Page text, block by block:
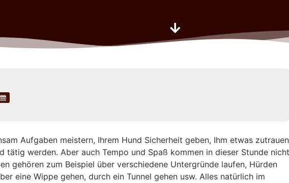
Aufgaben meistern, Ihrem Hund Sicherheit geben, Ihm etwas zutrauen
tätig werden. Aber auch Tempo und Spaß kommen in dieser Stunde
gehören zum Beispiel über verschiedene Untergründe laufen, Hürden
eine Wippe gehen, durch ein Tunnel gehen usw. Alles natürlich im